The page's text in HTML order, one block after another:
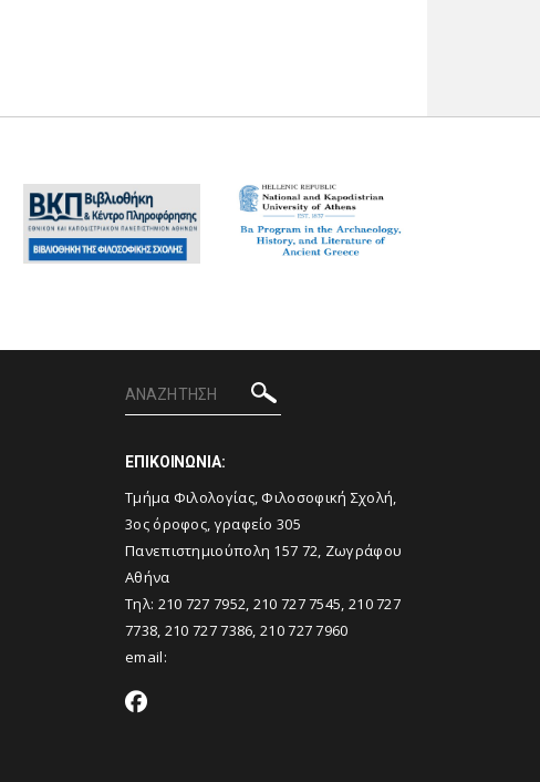
ΕΠΙΚΟΙΝΩΝΙΑ:
Tμήμα Φιλολογίας, Φιλοσοφική Σχολή,
3ος όροφος, γραφείο 305
Πανεπιστημιούπολη 157 72, Ζωγράφου
Αθήνα
Τηλ: 210 727 7952, 210 727 7545, 210 727
7738, 210 727 7386, 210 727 7960
email: